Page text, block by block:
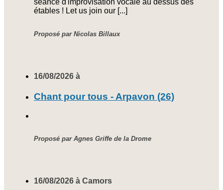
étables ! Let us join our [...]
Proposé par Nicolas Billaux
16/08/2026 à
Chant pour tous - Arpavon (26)
Proposé par Agnes Griffe de la Drome
16/08/2026 à Camors